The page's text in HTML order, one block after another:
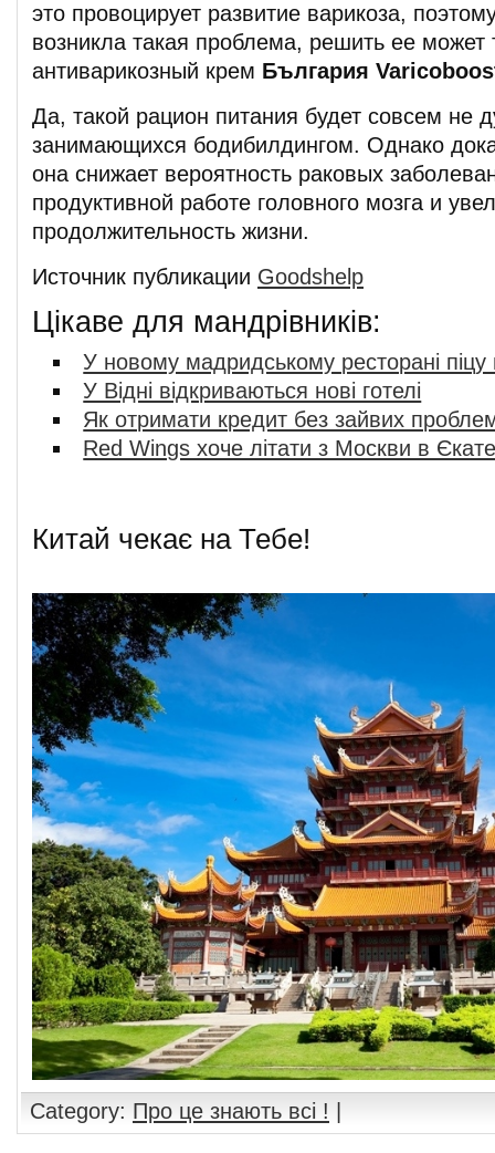
это провоцирует развитие варикоза,
возникла такая проблема, решить ее может
антиварикозный крем България
Да, такой рацион питания будет совсем не
занимающихся бодибилдингом. Однако
она снижает вероятность раковых
продуктивной работе головного мозга и
продолжительность жизни.
Источник публикации Goodshelp
Цікаве для мандрівників:
У новому мадридському ресторані
У Відні відкриваються нові готелі
Як отримати кредит без зайвих
Red Wings хоче літати з Москви в
Китай чекає на Тебе!
Category: Про це знають всі !